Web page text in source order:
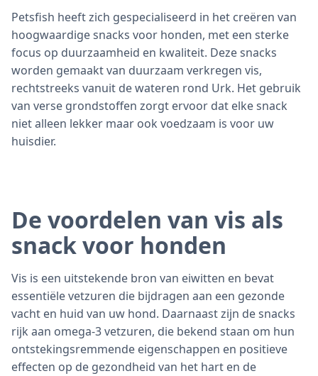
Petsfish heeft zich gespecialiseerd in het creëren van
hoogwaardige snacks voor honden, met een sterke
focus op duurzaamheid en kwaliteit. Deze snacks
worden gemaakt van duurzaam verkregen vis,
rechtstreeks vanuit de wateren rond Urk. Het gebruik
van verse grondstoffen zorgt ervoor dat elke snack
niet alleen lekker maar ook voedzaam is voor uw
huisdier.
De voordelen van vis als
snack voor honden
Vis is een uitstekende bron van eiwitten en bevat
essentiële vetzuren die bijdragen aan een gezonde
vacht en huid van uw hond. Daarnaast zijn de snacks
rijk aan omega-3 vetzuren, die bekend staan om hun
ontstekingsremmende eigenschappen en positieve
effecten op de gezondheid van het hart en de